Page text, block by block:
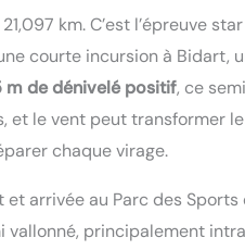
km. C’est l’épreuve
courte incursion à Bidart,
m de dénivelé positif, ce
le vent peut transformer
chaque virage.
arrivée au Parc des Sports
principalement